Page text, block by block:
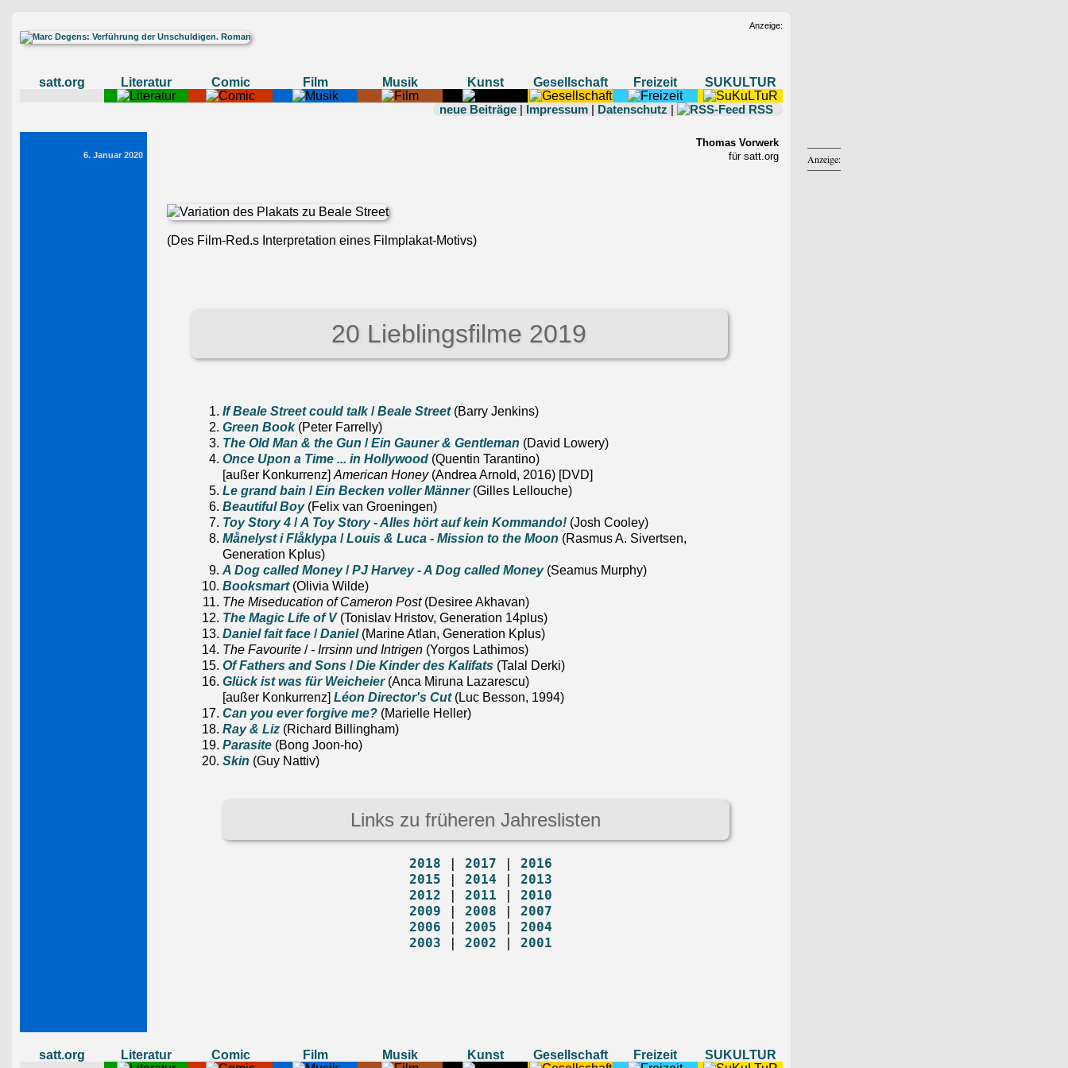
Anzeige:
Anzeige:
satt.org Literatur Comic Film Musik Kunst Gesellschaft Freizeit
SUKULTUR
neue Beiträge | Impressum | Datenschutz | RSS
6. Januar 2020
Thomas Vorwerk
für satt.org
(Des Film-Red.s Interpretation eines Filmplakat-Motivs)
20 Lieblingsfilme 2019
If Beale Street could talk/Beale Street(Barry Jenkins)
Green Book(Peter Farrelly)
The Old Man & the Gun /Ein Gauner & Gentleman (David Lowery)
Once Upon a Time ... in Hollywood (Quentin Tarantino)
[außer Konkurrenz] American Honey(Andrea Arnold, 2016) [DVD]
Le grand bain /Ein Becken voller Männer(Gilles Lellouche)
Beautiful Boy(Felix van Groeningen)
Toy Story 4 /A Toy Story - Alles hört auf kein Kommando! (Josh Cooley)
Månelyst i Flåklypa /Louis & Luca - Mission to the Moon (Rasmus A. Sivertsen,
Generation Kplus)
A Dog called Money/PJ Harvey - A Dog called Money(Seamus Murphy)
Booksmart(Olivia Wilde)
The Miseducation of Cameron Post(Desiree Akhavan)
The Magic Life of V(Tonislav Hristov, Generation 14plus)
Daniel fait face /Daniel(Marine Atlan, Generation Kplus)
The Favourite / - Irrsinn und Intrigen (Yorgos Lathimos)
Of Fathers and Sons /Die Kinder des Kalifats (Talal Derki)
Glück ist was für Weicheier(Anca Miruna Lazarescu)
[außer Konkurrenz] Léon Director's Cut(Luc Besson, 1994)
Can you ever forgive me? (Marielle Heller)
Ray & Liz (Richard Billingham)
Parasite (Bong Joon-ho)
Skin (Guy Nattiv)
Links zu früheren Jahreslisten
2018 2017
2016
2015
2014
2013
2012
2011
2010
2009
2008
2007
2006
2005
2004
2003
2002 2001
satt.org Literatur Comic Film Musik Kunst Gesellschaft Freizeit SUKULTUR